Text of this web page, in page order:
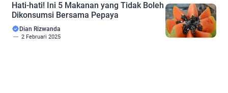
Hati-hati! Ini 5 Makanan yang Tidak Boleh
Dikonsumsi Bersama Pepaya
Dian Rizwanda
2 Februari 2025